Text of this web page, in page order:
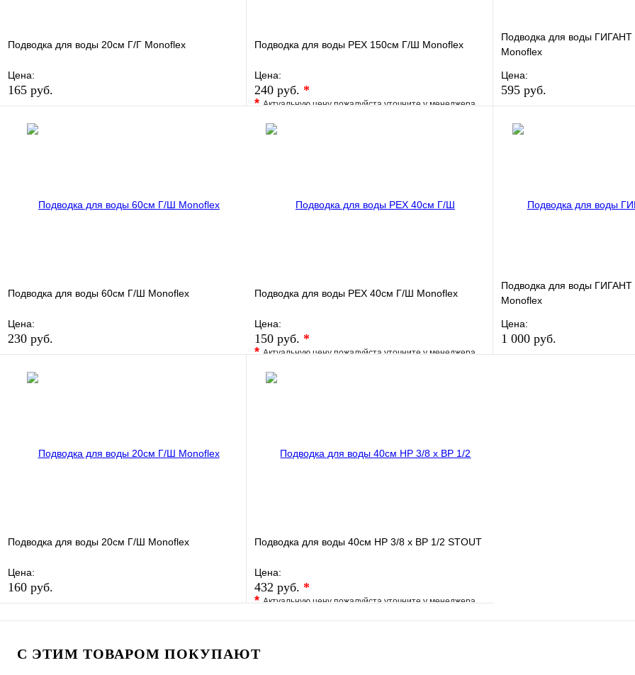
Подводка для воды 20см Г/Г Monoflex
Цена:
165 руб.
Купить в 1 клик
Подводка для воды РЕХ 150см Г/Ш Monoflex
Цена:
240 руб. *
*Актуальную цену пожалуйста уточните у менеджера
В избранное
Подводка для воды
Monoflex
Цена:
595 руб.
Купить в 1 клик
Подводка для воды 60см Г/Ш Monoflex
Цена:
230 руб.
Купить в 1 клик
Подводка для воды РЕХ 40см Г/Ш Monoflex
Цена:
150 руб. *
*Актуальную цену пожалуйста уточните у менеджера
В избранное
Подводка для воды
Monoflex
Цена:
1 000 руб.
Подводка для воды 20см Г/Ш Monoflex
Цена:
160 руб.
Подводка для воды 40см НР 3/8 х ВР 1/2 STOUT
Цена:
432 руб. *
*Актуальную цену пожалуйста уточните у менеджера
В избранное Сравнение
С ЭТИМ ТОВАРОМ ПОКУПАЮТ